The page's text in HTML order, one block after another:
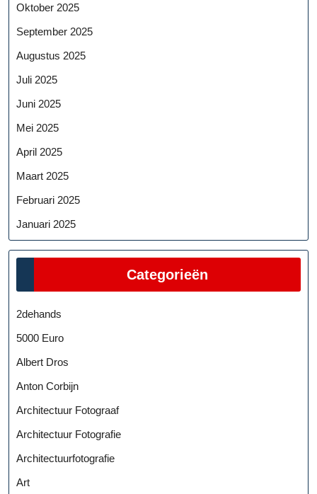
Oktober 2025
September 2025
Augustus 2025
Juli 2025
Juni 2025
Mei 2025
April 2025
Maart 2025
Februari 2025
Januari 2025
Categorieën
2dehands
5000 Euro
Albert Dros
Anton Corbijn
Architectuur Fotograaf
Architectuur Fotografie
Architectuurfotografie
Art